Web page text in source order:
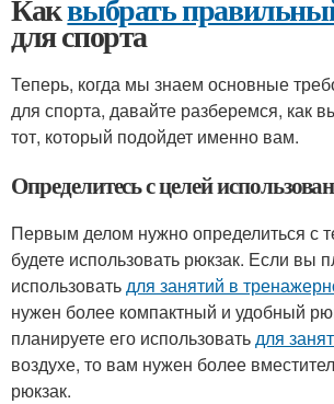
Каквыбрать
для спорта
Теперь, когда мы знаем основные
для спорта, давайте разберемся, как
тот, который подойдет именно вам.
Определитесь с целей
Первым делом нужно определиться с
будете использовать рюкзак. Если вы
использоватьдля занятий в
нужен более компактный и удобный
планируете его использоватьдля
воздухе, то вам нужен более
рюкзак.